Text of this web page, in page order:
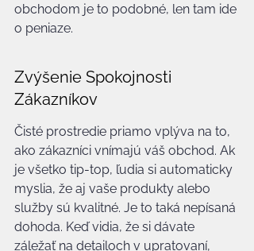
obchodom je to podobné, len tam ide
o peniaze.
Zvýšenie Spokojnosti
Zákazníkov
Čisté prostredie priamo vplýva na to,
ako zákazníci vnímajú váš obchod. Ak
je všetko tip-top, ľudia si automaticky
myslia, že aj vaše produkty alebo
služby sú kvalitné. Je to taká nepísaná
dohoda. Keď vidia, že si dávate
záležať na detailoch v upratovaní,